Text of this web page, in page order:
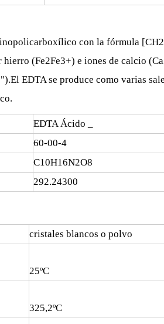
con la fórmula
(Fe2Fe3+) e iones de calcio
EDTA se produce como varias
EDTA Ácido
60-00-4
C10H16N2O8
292.24300
cristales blancos o polvo
25ºC
325,2ºC